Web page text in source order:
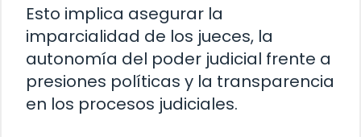
Esto implica asegurar la
imparcialidad de los jueces, la
autonomía del poder judicial frente a
presiones políticas y la transparencia
en los procesos judiciales.